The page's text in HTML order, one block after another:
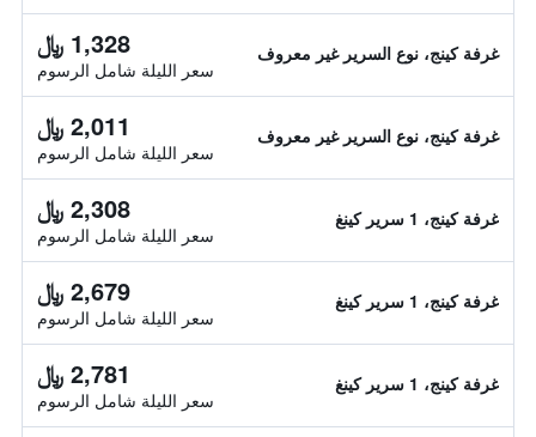
غرفة كينج، نوع السرير غير معروف 1,328 ﷼
سعر الليلة شامل الرسوم
غرفة كينج، نوع السرير غير معروف 2,011 ﷼
سعر الليلة شامل الرسوم
غرفة كينج، 1 سرير كينغ 2,308 ﷼
سعر الليلة شامل الرسوم
غرفة كينج، 1 سرير كينغ 2,679 ﷼
سعر الليلة شامل الرسوم
غرفة كينج، 1 سرير كينغ 2,781 ﷼
سعر الليلة شامل الرسوم